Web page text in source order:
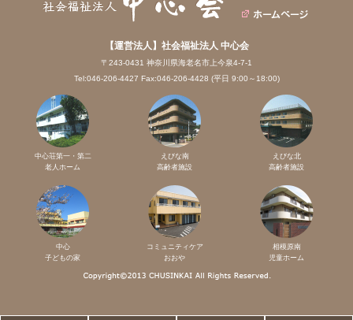
【運営法人】社会福祉法人 中心会
〒243-0431 神奈川県海老名市上今泉4-7-1
Tel:046-206-4427 Fax:046-206-4428 (平日 9:00～18:00)
中心荘第一・第二
老人ホーム
えびな南
高齢者施設
えびな北
高齢者施設
中心
子どもの家
コミュニティケア
おおや
相模原南
児童ホーム